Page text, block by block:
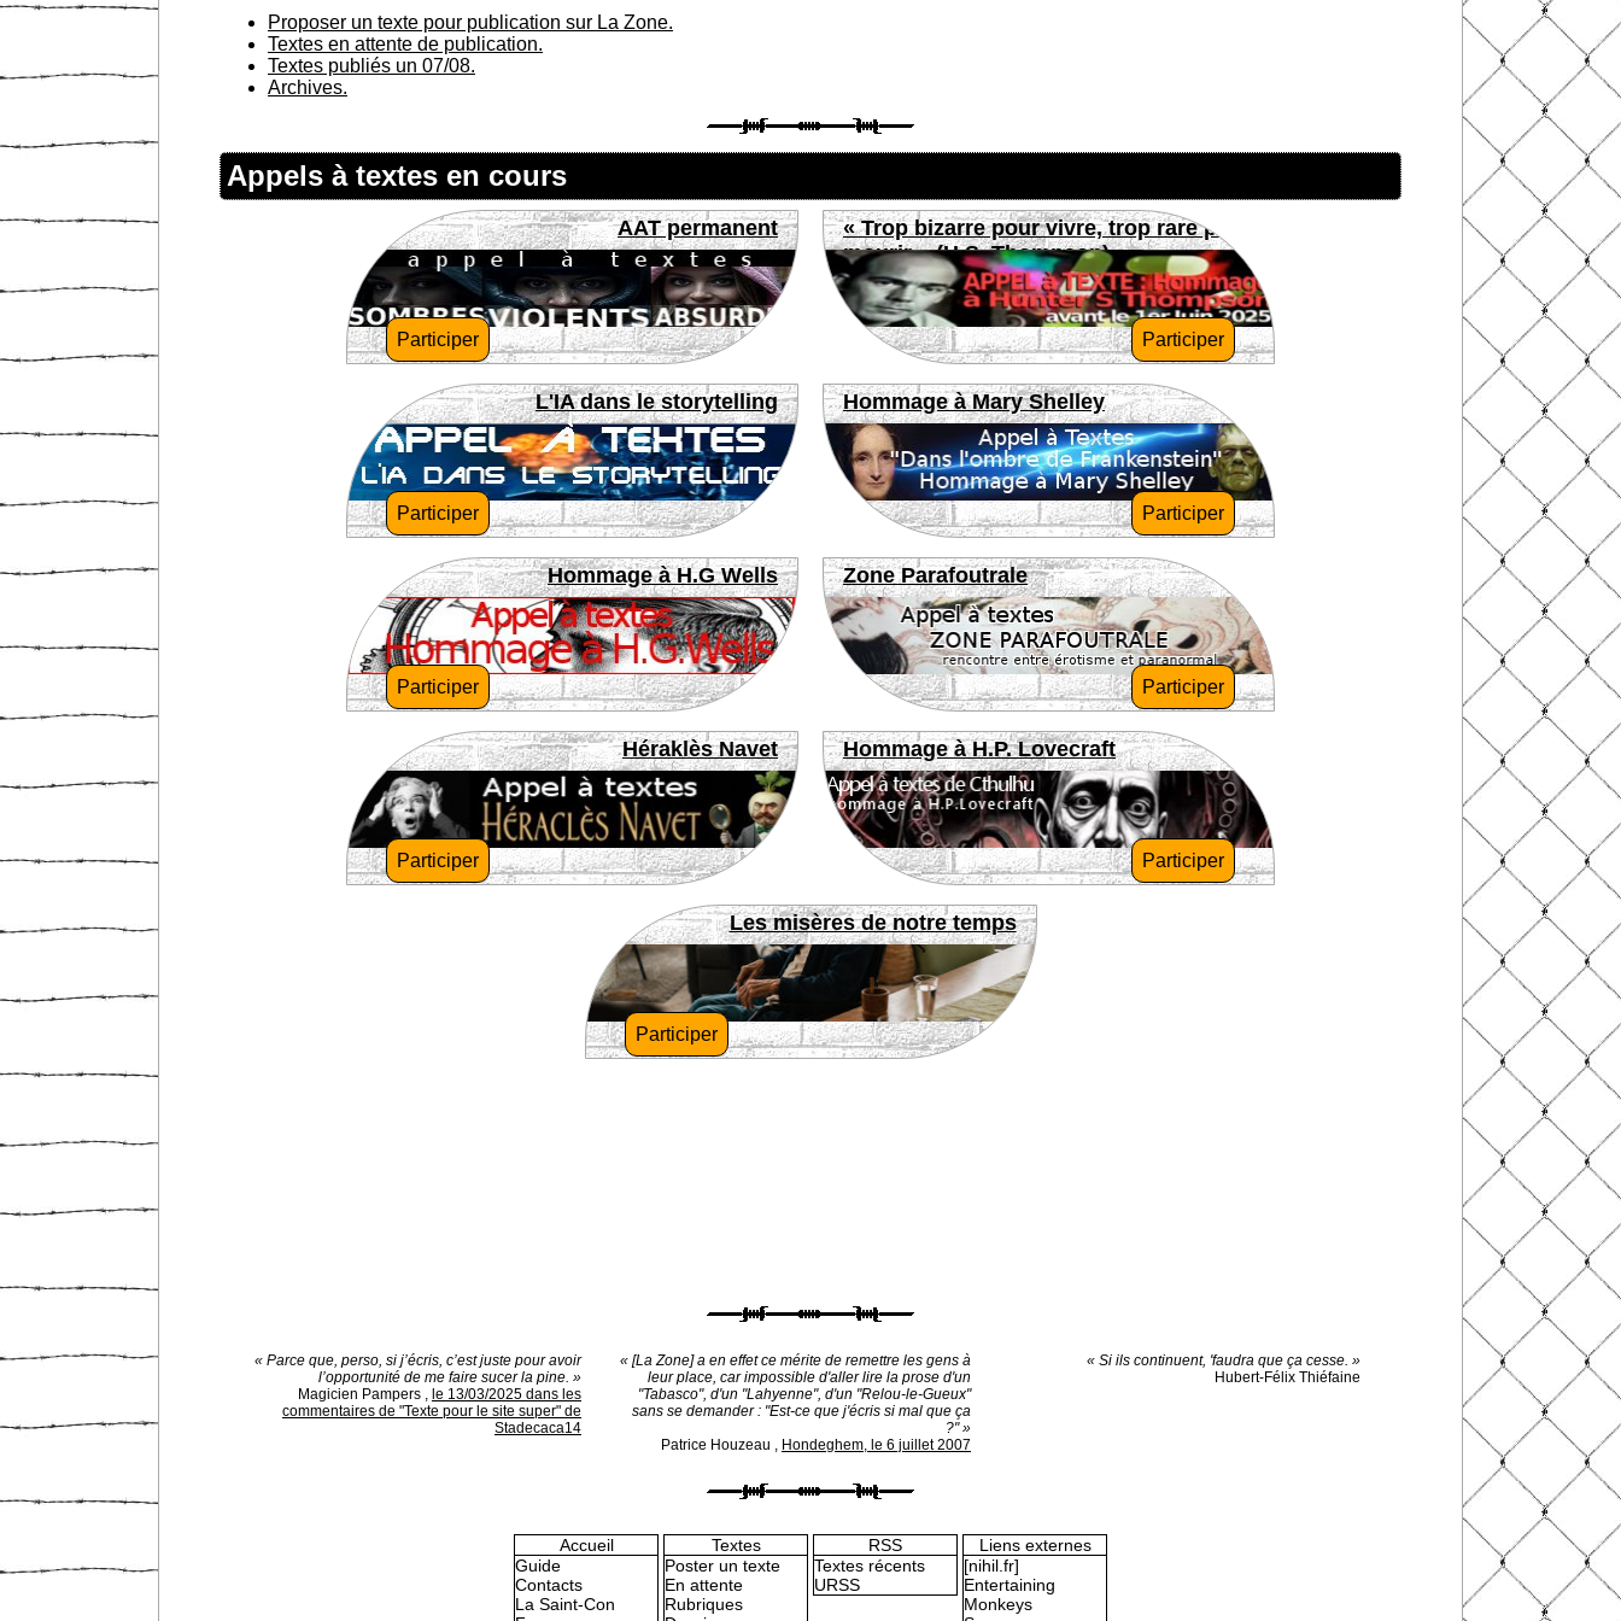
Proposer un texte pour publication sur La Zone.
Textes en attente de publication.
Textes publiés un 07/08.
Archives.
Appels à textes en cours
AAT permanent
Participer
« Trop bizarre pour vivre, trop rare pour
mourir » (H.S. Thompson)
Participer
L'IA dans le storytelling
Participer
Hommage à Mary Shelley
Participer
Hommage à H.G Wells
Participer
Zone Parafoutrale
Participer
Héraklès Navet
Participer
Hommage à H.P. Lovecraft
Participer
Les misères de notre temps
Participer
« Parce que, perso, si j’écris, c’est juste pour avoir
l’opportunité de me faire sucer la pine. »
Magicien Pampers , le 13/03/2025 dans les
commentaires de "Texte pour le site super" de
Stadecaca14
« [La Zone] a en effet ce mérite de remettre les gens à
leur place, car impossible d'aller lire la prose d'un
"Tabasco", d'un "Lahyenne", d'un "Relou-le-Gueux"
sans se demander : "Est-ce que j'écris si mal que ça
?" »
Patrice Houzeau , Hondeghem, le 6 juillet 2007
« Si ils continuent, 'faudra que ça cesse. »
Hubert-Félix Thiéfaine
Accueil
Guide
Contacts
La Saint-Con
Textes
Poster un texte
En attente
Rubriques
RSS
Textes récents
URSS
Liens externes
[nihil.fr]
Entertaining
Monkeys